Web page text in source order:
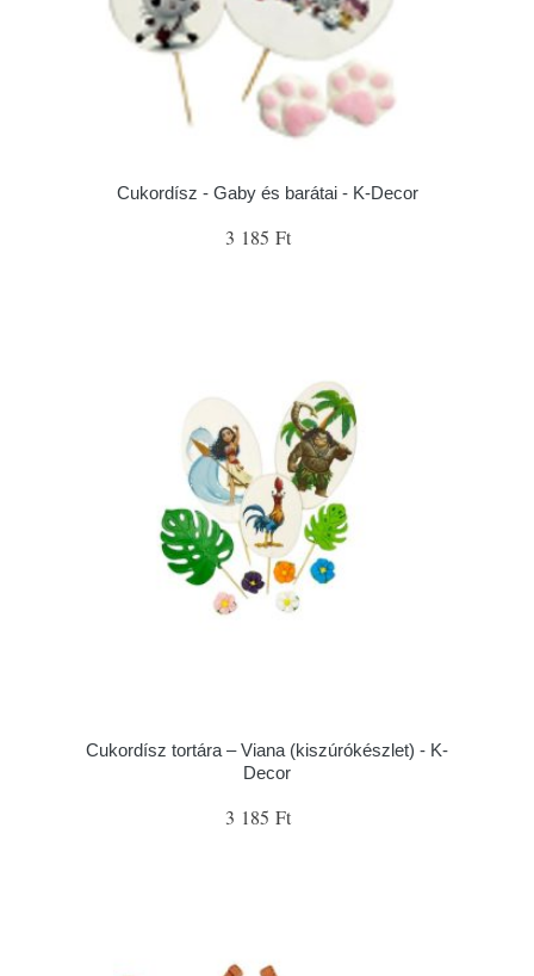
Cukordísz - Gaby és barátai - K-Decor
3 185 Ft
Cukordísz tortára – Viana (kiszúrókészlet) - K-
Decor
3 185 Ft